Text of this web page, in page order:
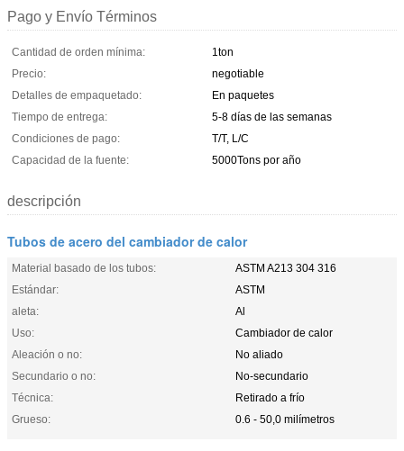
Pago y Envío Términos
Cantidad de orden mínima:
1ton
Precio:
negotiable
Detalles de empaquetado:
En paquetes
Tiempo de entrega:
5-8 días de las semanas
Condiciones de pago:
T/T, L/C
Capacidad de la fuente:
5000Tons por año
descripción
Tubos de acero del cambiador de calor
Material basado de los tubos:
ASTM A213 304 316
Estándar:
ASTM
aleta:
Al
Uso:
Cambiador de calor
Aleación o no:
No aliado
Secundario o no:
No-secundario
Técnica:
Retirado a frío
Grueso:
0.6 - 50,0 milímetros